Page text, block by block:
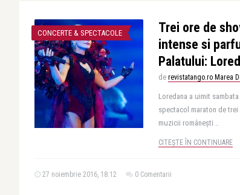
CONCERTE & SPECTACOLE
Trei ore de
intense si
Palatului:
de revistatango.ro Marea
Loredana a uimit
spectacol maraton de
muzicii românești ..
CITEȘTE ÎN CONTINUARE
27 noiembrie 2016, 18:12 0 Comentarii